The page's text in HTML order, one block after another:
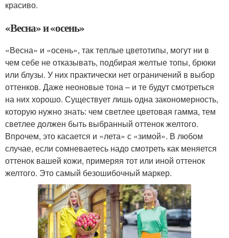
красиво.
«Весна» и «осень»
«Весна» и «осень», так теплые цветотипы, могут ни в
чем себе не отказывать, подбирая желтые топы, брюки
или блузы. У них практически нет ограничений в выбор
оттенков. Даже неоновые тона – и те будут смотреться
на них хорошо. Существует лишь одна закономерность,
которую нужно знать: чем светлее цветовая гамма, тем
светлее должен быть выбранный оттенок желтого.
Впрочем, это касается и «лета» с «зимой». В любом
случае, если сомневаетесь надо смотреть как меняется
оттенок вашей кожи, примеряя тот или иной оттенок
желтого. Это самый безошибочный маркер.